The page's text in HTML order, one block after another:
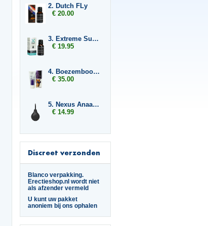
2. Dutch FLy
€ 20.00
3. Extreme Super Fly
€ 19.95
4. Boezembooster
€ 35.00
5. Nexus Anaal Douche
€ 14.99
Discreet verzonden
Blanco verpakking.
Erectieshop.nl wordt niet
als afzender vermeld
U kunt uw pakket
anoniem bij ons ophalen